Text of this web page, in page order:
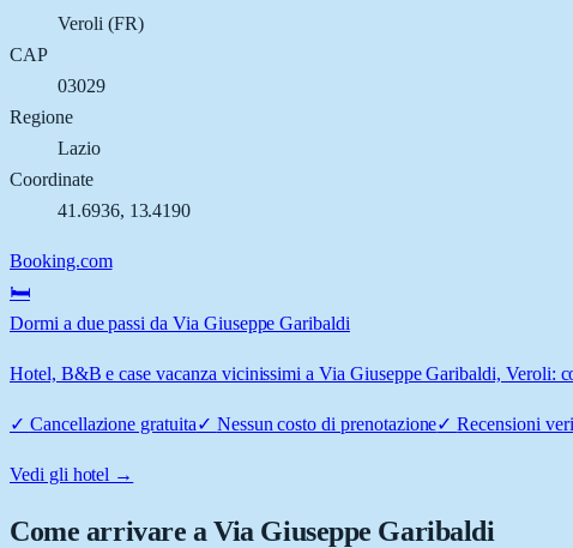
Veroli (FR)
CAP
03029
Regione
Lazio
Coordinate
41.6936, 13.4190
Booking.com
🛏️
Dormi a due passi da Via Giuseppe Garibaldi
Hotel, B&B e case vacanza vicinissimi a Via Giuseppe Garibaldi, Veroli:
✓ Cancellazione gratuita✓ Nessun costo di prenotazione✓Recensioni
Vedi gli hotel →
Come arrivare aVia Giuseppe Garibaldi